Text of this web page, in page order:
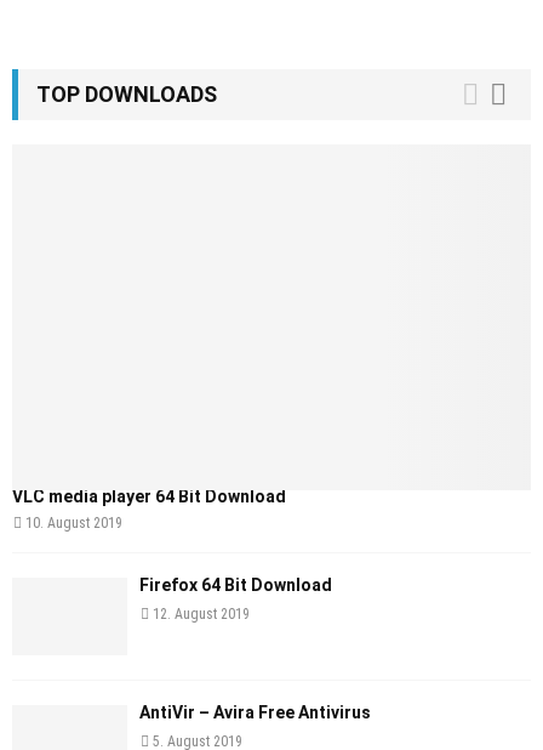
TOP DOWNLOADS
VLC media player 64 Bit Download
10. August 2019
Firefox 64 Bit Download
12. August 2019
AntiVir – Avira Free Antivirus
5. August 2019